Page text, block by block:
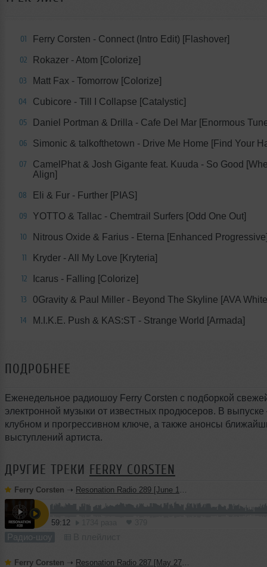
01 Ferry Corsten - Connect (Intro Edit) [Flashover]
02 Rokazer - Atom [Colorize]
03 Matt Fax - Tomorrow [Colorize]
04 Cubicore - Till I Collapse [Catalystic]
05 Daniel Portman & Drilla - Cafe Del Mar [Enormous
06 Simonic & talkofthetown - Drive Me Home [Find Your
07
CamelPhat & Josh Gigante feat. Kuuda - So Good
Align]
08 Eli & Fur - Further [PIAS]
09 YOTTO & Tallac - Chemtrail Surfers [Odd One Out]
10 Nitrous Oxide & Farius - Eterna [Enhanced
11 Kryder - All My Love [Kryteria]
12 Icarus - Falling [Colorize]
13 0Gravity & Paul Miller - Beyond The Skyline [AVA
14 M.I.K.E. Push & KAS:ST - Strange World [Armada]
ПОДРОБНЕЕ
Еженедельное радиошоу Ferry Corsten с подборкой
электронной музыки от известных продюсеров. В
клубном и прогрессивном ключе, а также анонсы
выступлений артиста.
ДРУГИЕ ТРЕКИ FERRY CORSTEN
Ferry Corsten ➝ Resonation Radio 289 [June 10, 2026]
59:12
Радио-шоу
Ferry Corsten ➝ Resonation Radio 287 [May 27, 2026]